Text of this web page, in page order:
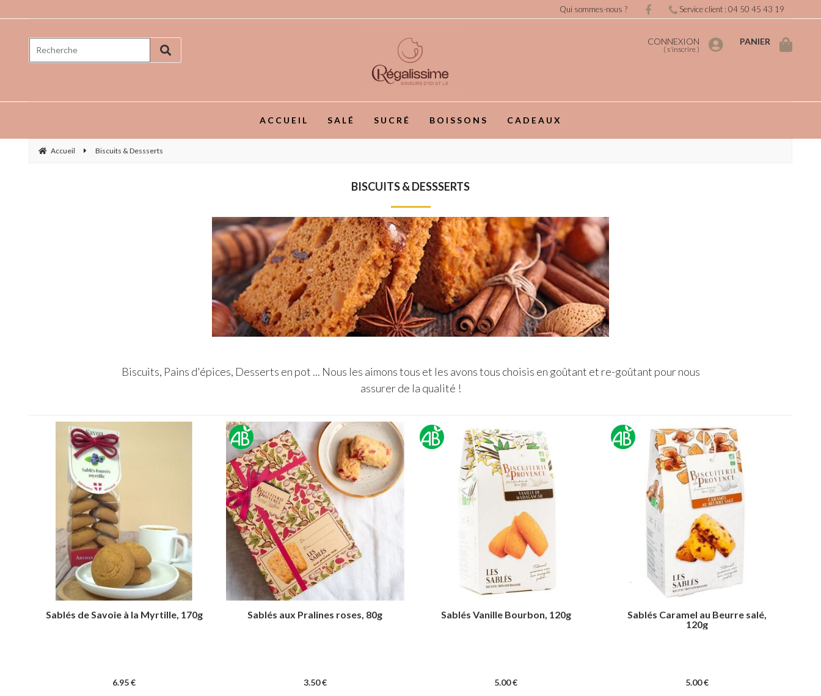
CONNEXION
( s'inscrire )
PANIER
ACCUEIL SALÉ SUCRÉ BOISSONS CADEAUX
Accueil Biscuits & Dessserts
BISCUITS & DESSSERTS
Biscuits, Pains d'épices, Desserts en pot ... Nous les aimons tous et les avons tous choisis en goûtant et re-goûtant pour nous
assurer de la qualité !
Sablés de Savoie à la Myrtille, 170g
6.95€
Sablés aux Pralines roses, 80g
3.50€
Sablés Vanille Bourbon, 120g
5.00€
Sablés Caramel au Beurre salé,
120g
5.00€
Qui sommes-nous ? Service client : 04 50 45 43 19